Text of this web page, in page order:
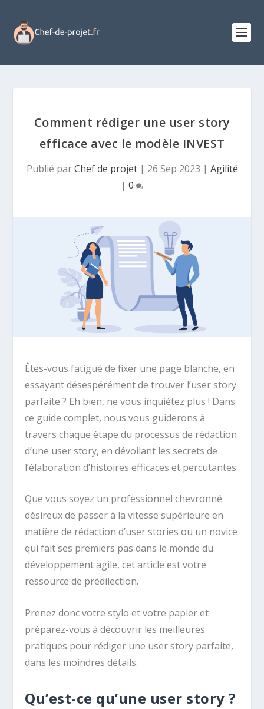
Comment rédiger une user story
efficace avec le modèle INVEST
Publié parChef de projet| 26 Sep 2023 | Agilité
| 0
Êtes-vous fatigué de fixer une page blanche, en
essayant désespérément de trouver l’user story
parfaite ? Eh bien, ne vous inquiétez plus ! Dans
ce guide complet, nous vous guiderons à
travers chaque étape du processus de rédaction
d’une user story, en dévoilant les secrets de
l’élaboration d’histoires efficaces et percutantes.
Que vous soyez un professionnel chevronné
désireux de passer à la vitesse supérieure en
matière de rédaction d’user stories ou un novice
qui fait ses premiers pas dans le monde du
développement agile, cet article est votre
ressource de prédilection.
Prenez donc votre stylo et votre papier et
préparez-vous à découvrir les meilleures
pratiques pour rédiger une user story parfaite,
dans les moindres détails.
Qu’est-ce qu’une user story ?